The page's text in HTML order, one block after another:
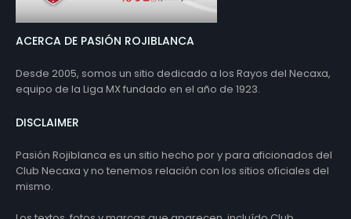
ACERCA DE PASIÓN ROJIBLANCA
Desde 2005, somos un sitio dedicado a los Rayos del Necaxa,
equipo de la Liga MX fundado en el año de 1923.
DISCLAIMER
Pasión Rojiblanca es un sitio hecho por y para aficionados del
Club Necaxa y no tenemos relación con los sitios oficiales del
mismo.